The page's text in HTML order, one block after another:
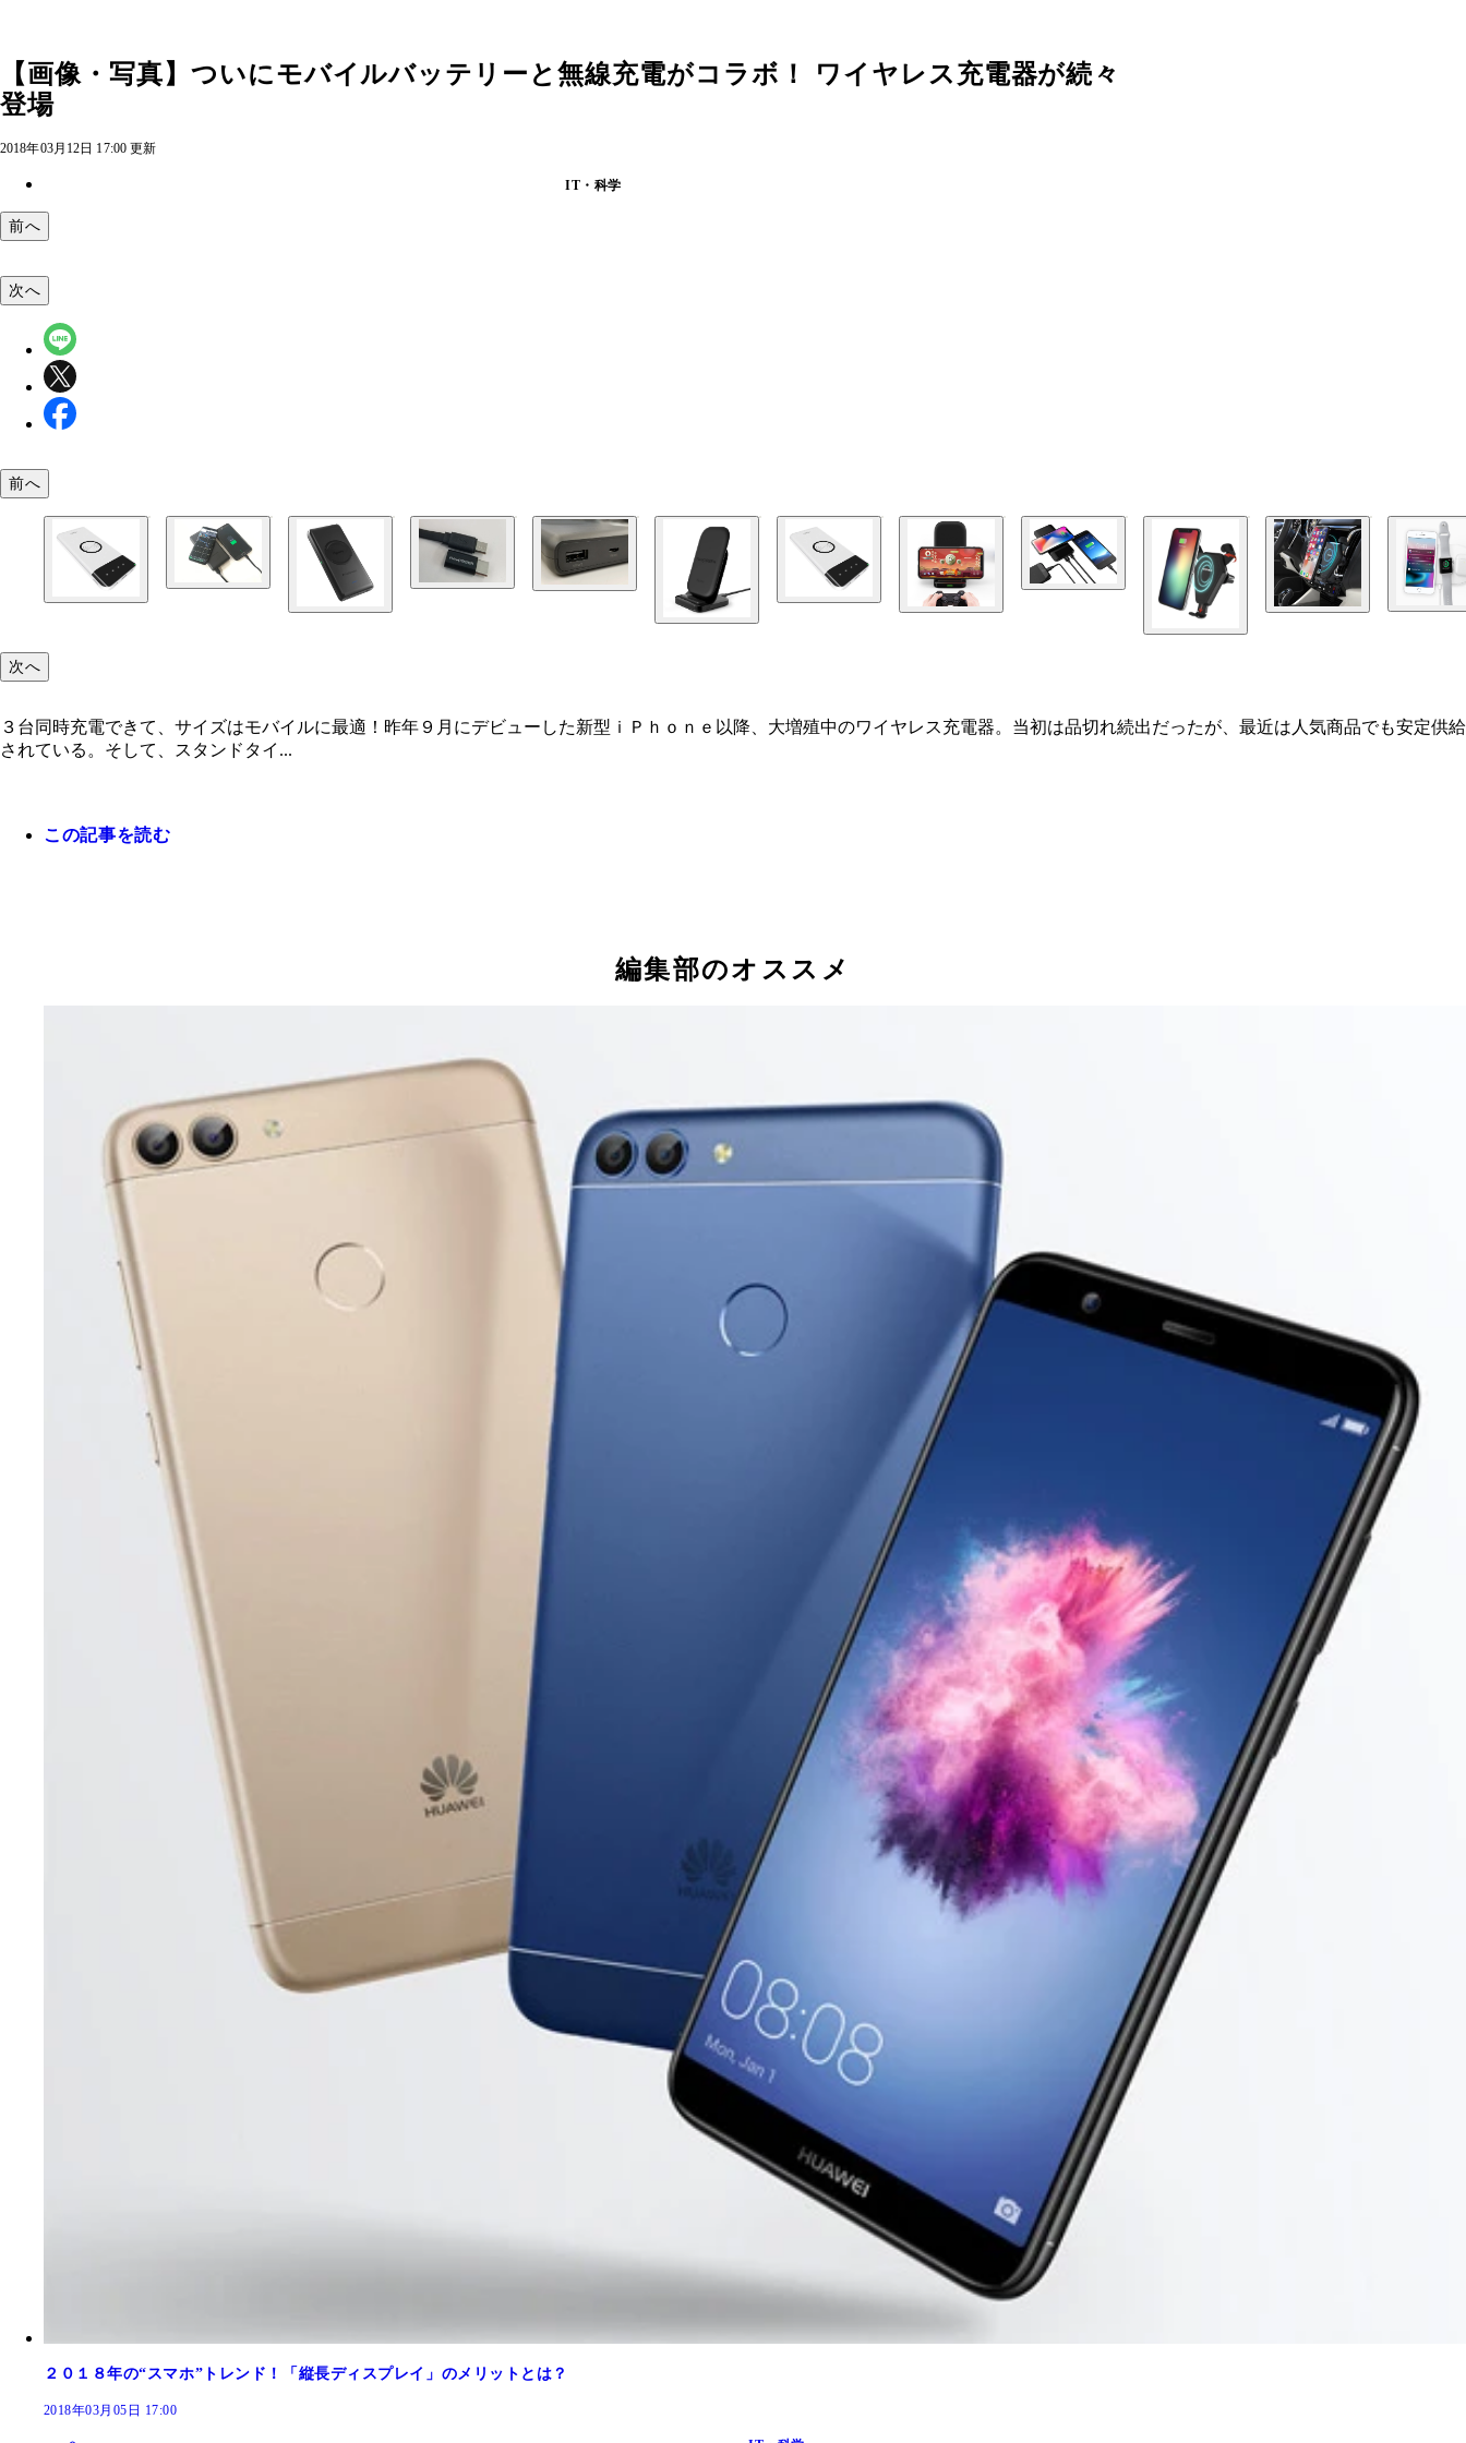
【画像・写真】ついにモバイルバッテリーと無線充電がコラボ！ ワイヤレス充電器が続々
登場
2018年03月12日 17:00 更新
IT・科学
前へ
３台同時充電できて、サイズはモバイルに最適！
次へ
前へ
次へ
３台同時充電できて、サイズはモバイルに最適！昨年９月にデビューした新型ｉＰｈｏｎｅ以降、大増殖中のワイヤレス充電器。当初は品切れ続出だったが、最近は人気商品でも安定供給
されている。そして、スタンドタイ...
この記事を読む
編集部のオススメ
２０１８年の“スマホ”トレンド！「縦長ディスプレイ」のメリットとは？
2018年03月05日 17:00